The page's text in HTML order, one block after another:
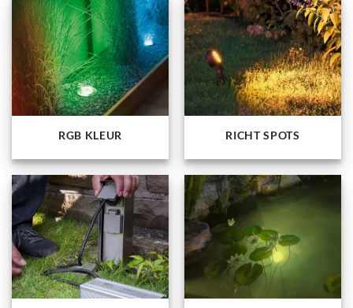
RGB KLEUR RICHT SPOTS